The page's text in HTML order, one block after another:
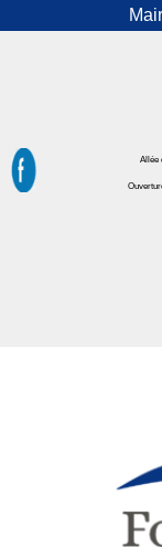
Allée
Mairie